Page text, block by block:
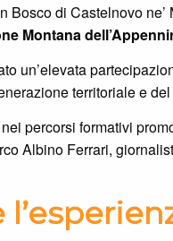
Bosco di Castelnovo
Montana
un’elevata
territoriale e
percorsi formativi
Albino Ferrari,